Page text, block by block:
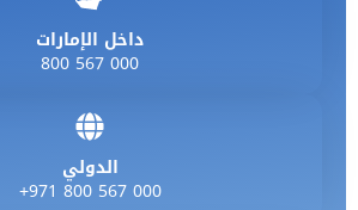
داخل الإمارات
800 567 000
الدولي
+971 800 567 000